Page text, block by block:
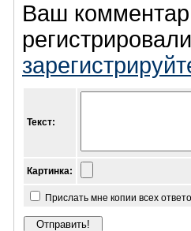
Ваш
Текст:
Картинка:
Прислать мне копии всех